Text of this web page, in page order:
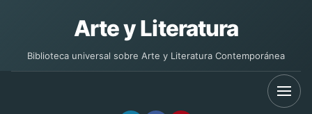
Arte y Literatura
Biblioteca universal sobre Arte y Literatura Contemporánea